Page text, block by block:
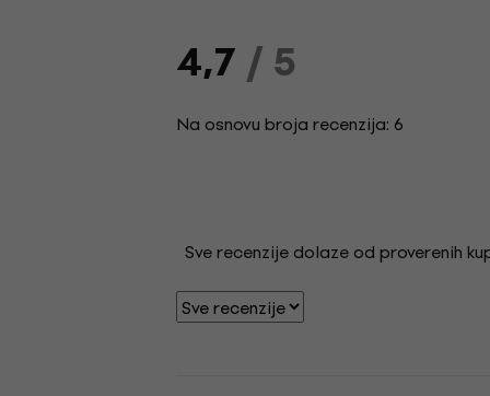
4,7/ 5
Na osnovu broja recenzija: 6
Sve recenzije dolaze od proverenih